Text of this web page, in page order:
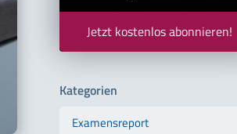
Jetzt kostenlos abonnieren!
Kategorien
Examensreport